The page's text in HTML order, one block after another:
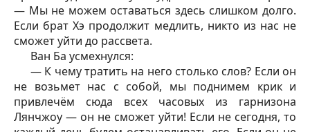
— Мы не можем оставаться здесь слишком долго.
Если брат Хэ продолжит медлить, никто из нас не
сможет уйти до рассвета.
Ван Ба усмехнулся:
— К чему тратить на него столько слов? Если он
не возьмет нас с собой, мы поднимем крик и
привлечём сюда всех часовых из гарнизона
Лянчжоу — он не сможет уйти! Если не сегодня, то